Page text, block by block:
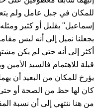
للمكان في جبل عامل ولم
إسماعيل" بقليل أو كثير
يجعلنا نميل إلى أنه ليس
أكثر إلى أنه حتى لم يكن
قبلة للاهتمام فالسيد
يؤرخ للمكان من البعيد أن
كان لها حظ من الصحة أو
من هنا ننتهي إلى أن نسبة